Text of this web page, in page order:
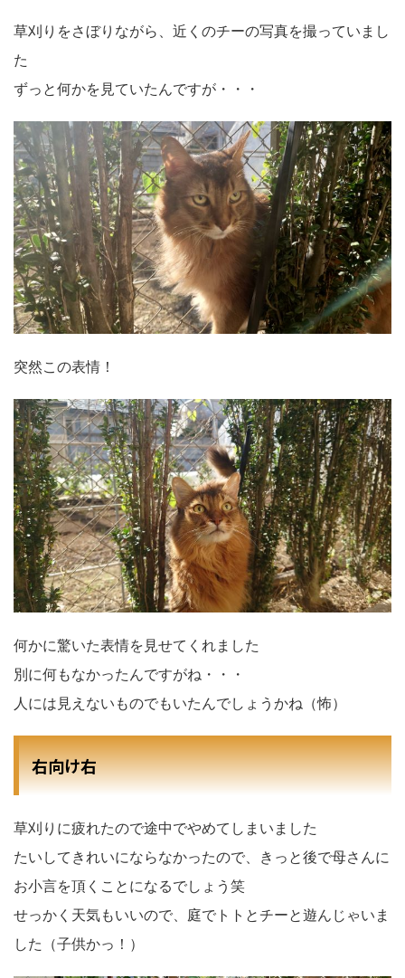
草刈りをさぼりながら、近くのチーの写真を撮っていまし
た
ずっと何かを見ていたんですが・・・
突然この表情！
何かに驚いた表情を見せてくれました
別に何もなかったんですがね・・・
人には見えないものでもいたんでしょうかね（怖）
右向け右
草刈りに疲れたので途中でやめてしまいました
たいしてきれいにならなかったので、きっと後で母さんに
お小言を頂くことになるでしょう笑
せっかく天気もいいので、庭でトトとチーと遊んじゃいま
した（子供かっ！）